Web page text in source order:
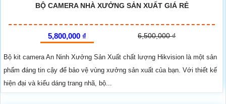
BỘ CAMERA NHÀ XƯỞNG SẢN XUẤT GIÁ RẺ
5,800,000 ₫ 6,500,000 ₫
Bộ kit camera An Ninh Xưởng Sản Xuất chất lượng Hikvision là một sản
phẩm đáng tin cậy để bảo vệ vùng xưởng sản xuất của bạn. Với thiết kế
hiện đại và kiểu dáng trang nhã, bộ...